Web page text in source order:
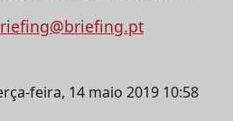
feira, 14 maio 2019 10:58